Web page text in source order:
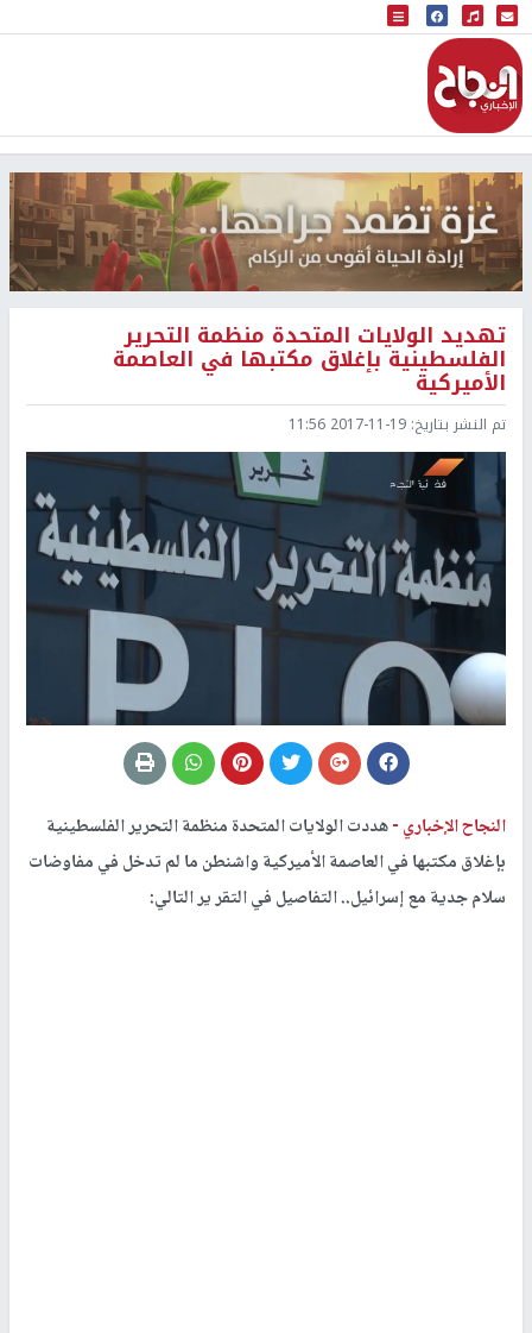
البث المباشر
إذاعة النجاح
تهديد الولايات المتحدة منظمة التحرير
الفلسطينية بإغلاق مكتبها في العاصمة
الأميركية
تم النشر بتاريخ: 2017-11-19 11:56
النجاح الإخباري -هددت الولايات المتحدة منظمة التحرير الفلسطينية
بإغلاق مكتبها في العاصمة الأميركية واشنطن ما لم تدخل في مفاوضات
سلام جدية مع إسرائيل.. التفاصيل في التقر ير التالي: